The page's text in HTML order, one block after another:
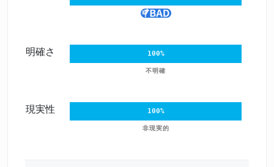
明確さ 100%
不明確
現実性 100%
非現実的